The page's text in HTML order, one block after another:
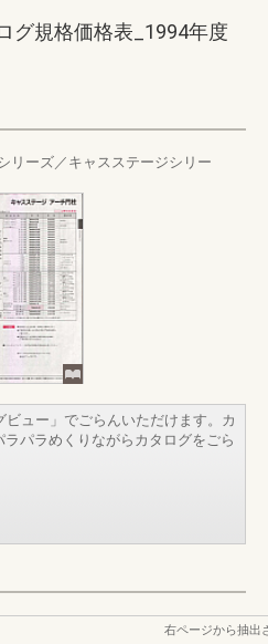
グ規格価格表_1994年度
ーズ／キャスステージシリー
ュー」でごらんいただけます。カ
パラめくりながらカタログをごら
右ページから抽出